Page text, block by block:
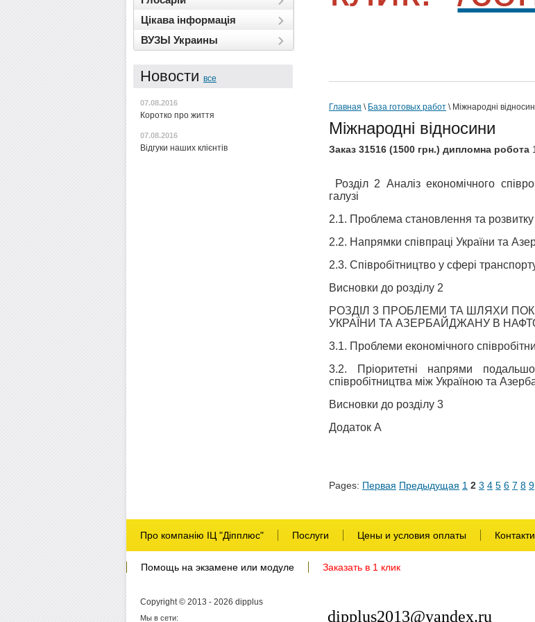
Цікава інформація
ВУЗЫ Украины
Новости все
07.08.2016
Коротко про життя
07.08.2016
Відгуки наших клієнтів
Главная \ База готовых работ \ Міжнародні
Міжнародні відносини
Заказ 31516 (1500 грн.) дипломна робота
Розділ 2 Аналіз економічного
галузі
2.1. Проблема становлення та
2.2. Напрямки співпраці України та
2.3. Співробітництво у сфері
Висновки до розділу 2
РОЗДІЛ 3 ПРОБЛЕМИ ТА ШЛЯХИ
УКРАЇНИ ТА АЗЕРБАЙДЖАНУ В
3.1. Проблеми економічного
3.2. Пріоритетні напрями
співробітництва між Україною та
Висновки до розділу 3
Додаток А
Pages: Первая Предыдущая 1 2 3 4 5 6 7 8 9
Про компанію ІЦ "Діпплюс" Послуги Цены и условия оплаты Контакти
Помощь на экзамене или модуле Заказать в 1 клик
Copyright © 2013 - 2026 dipplus
Мы в сети: dipplus2013@yandex.ru